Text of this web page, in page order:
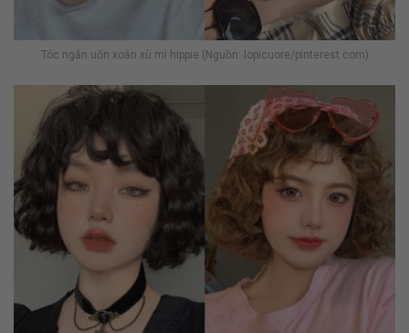
Tóc ngắn uốn xoăn xù mì hippie (Nguồn: lopicuore/pinterest.com)